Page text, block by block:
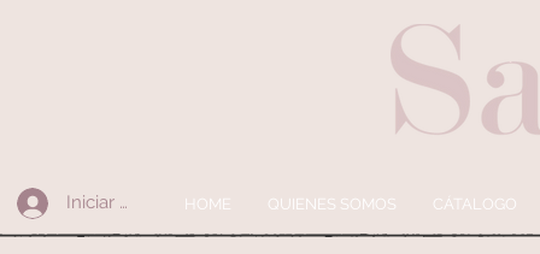
Iniciar sesión HOME QUIENES SOMOS CÁTALOGO